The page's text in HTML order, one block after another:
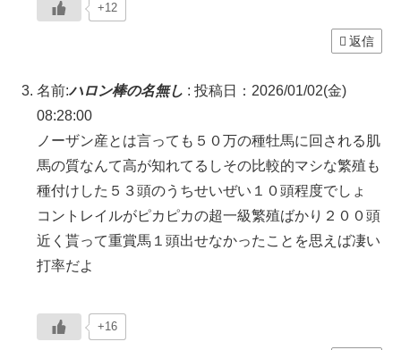
+12
返信
名前:ハロン棒の名無し : 投稿日：2026/01/02(金)
08:28:00
ノーザン産とは言っても５０万の種牡馬に回される肌
馬の質なんて高が知れてるしその比較的マシな繁殖も
種付けした５３頭のうちせいぜい１０頭程度でしょ
コントレイルがピカピカの超一級繁殖ばかり２００頭
近く貰って重賞馬１頭出せなかったことを思えば凄い
打率だよ
+16